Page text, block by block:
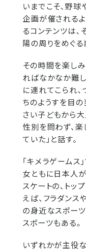
いまでこそ、野
企画が催される
るコンテンツは、
陽の周りをめぐる
その時間を楽し
ればなかなか難
に連れてこられ
ちのようすを目の
さい子どもから大
性別を問わず、
ていた」と話す。
「キメラゲームス
女ともに日本人
スケートの、トッ
えば、フラダンス
の身近なスポー
スポーツもある。
いずれかが主役